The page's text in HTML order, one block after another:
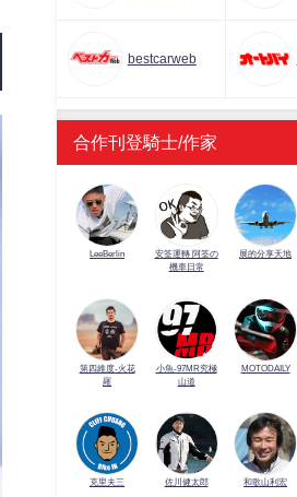
bestcarweb
合作刊登騎士/作家
LeeBerlin
安筌運轉 阿筌の
機車日常
展的分享天地
第四維度-火花
羅
小魚-97MR究極
山道
MOTODAILY
克里夫三 佐川健太郎 和歌山利宏